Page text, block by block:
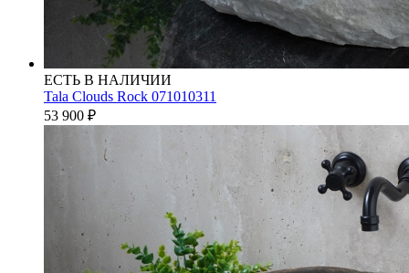
ЕСТЬ В НАЛИЧИИ
Tala Clouds Rock 071010311
53 900 ₽